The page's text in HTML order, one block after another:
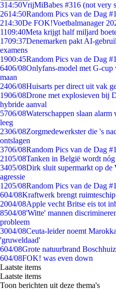
314:50VrijMiBabes #316 (not very
2614:50Random Pics van de Dag
214:30De FOK!Voetbalmanager
1109:40Meta krijgt half miljard
1709:37Denemarken pakt AI-
examens
1900:45Random Pics van de Dag
6406/08Onlyfans-model met G-
maan
2406/08Huisarts per direct uit vak
1906/08Drone met explosieven bij
hybride aanval
5706/08Waterschappen slaan alarm
leeg
2306/08Zorgmedewerkster die 's
ontslagen
3706/08Random Pics van de Dag
2105/08Tanken in België wordt
3405/08Dirk sluit supermarkt op de
agressie
1205/08Random Pics van de Dag
604/08Kraftwerk brengt
2004/08Apple vecht Britse eis tot
8504/08'Witte' mannen
probleem
3004/08Ceuta-leider noemt
'gruweldaad'
604/08Grote natuurbrand
604/08FOK! was even down
Laatste items
Laatste items
Toon berichten uit deze thema's